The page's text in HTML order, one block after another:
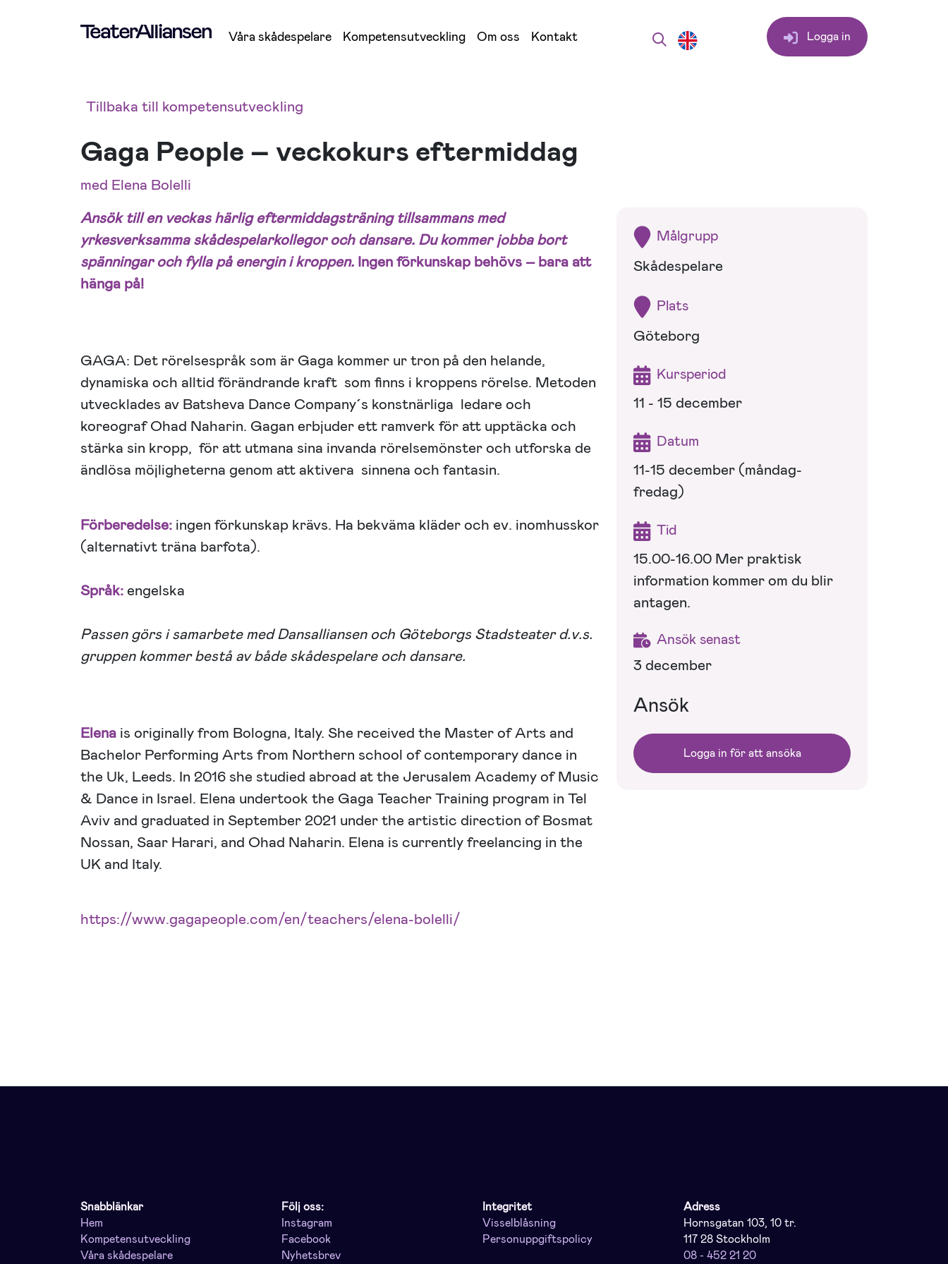
Våra skådespelare Kompetensutveckling Om oss Kontakt Logga in
Tillbaka till kompetensutveckling
Gaga People – veckokurs eftermiddag
med Elena Bolelli
Ansök till en veckas härlig eftermiddagsträning tillsammans med
yrkesverksamma skådespelarkollegor och dansare. Du kommer jobba bort
spänningar och fylla på energin i kroppen. Ingen förkunskap behövs – bara att
hänga på!
GAGA: Det rörelsespråk som är Gaga kommer ur tron på den helande,
dynamiska och alltid förändrande kraft som finns i kroppens rörelse. Metoden
utvecklades av Batsheva Dance Company´s konstnärliga ledare och
koreograf Ohad Naharin. Gagan erbjuder ett ramverk för att upptäcka och
stärka sin kropp, för att utmana sina invanda rörelsemönster och utforska de
ändlösa möjligheterna genom att aktivera sinnena och fantasin.
Förberedelse: ingen förkunskap krävs. Ha bekväma kläder och ev. inomhusskor
(alternativt träna barfota).
Språk:engelska
Passen görs i samarbete med Dansalliansen och Göteborgs Stadsteater d.v.s.
gruppen kommer bestå av både skådespelare och dansare.
Elena is originally from Bologna, Italy. She received the Master of Arts and
Bachelor Performing Arts from Northern school of contemporary dance in
the Uk, Leeds. In 2016 she studied abroad at the Jerusalem Academy of Music
& Dance in Israel. Elena undertook the Gaga Teacher Training program in Tel
Aviv and graduated in September 2021 under the artistic direction of Bosmat
Nossan, Saar Harari, and Ohad Naharin. Elena is currently freelancing in the
UK and Italy.
https://www.gagapeople.com/en/teachers/elena-bolelli/
Målgrupp
Skådespelare
Plats
Göteborg
Kursperiod
11 - 15 december
Datum
11-15 december (måndag-
fredag)
Tid
15.00-16.00 Mer praktisk
information kommer om du blir
antagen.
Ansök senast
3 december
Ansök
Logga in för att ansöka
Snabblänkar
Hem
Kompetensutveckling
Våra skådespelare
Följ oss:
Instagram
Facebook
Nyhetsbrev
Integritet
Visselblåsning
Personuppgiftspolicy
Adress
Hornsgatan 103, 10 tr.
117 28 Stockholm
08 - 452 21 20